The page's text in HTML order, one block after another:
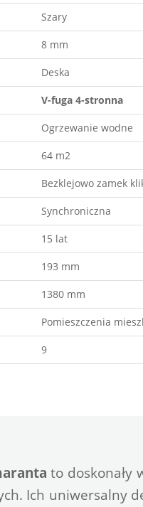
Szary
8 mm
Deska
V-fuga 4-stronna
Ogrzewanie wodne
64 m2
Bezklejowo zamek
Synchroniczna
15 lat
193 mm
1380 mm
Pomieszczenia
9
to doskonały
Ich uniwersalny